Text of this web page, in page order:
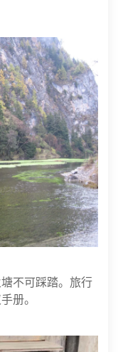
不可踩踏。旅行
册。